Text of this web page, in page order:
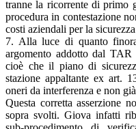
tranne la ricorrente di primo
procedura in contestazione
costi aziendali per la
7. Alla luce di quanto
argomento addotto dal TAR
cioè che il piano di
stazione appaltante ex art.
oneri da interferenza e non
Questa corretta asserzione
sopra svolti. Giova infatti